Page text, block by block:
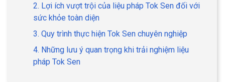
2. Lợi ích vượt trội của liệu pháp Tok Sen đối với
sức khỏe toàn diện
3. Quy trình thực hiện Tok Sen chuyên nghiệp
4. Những lưu ý quan trọng khi trải nghiệm liệu
pháp Tok Sen